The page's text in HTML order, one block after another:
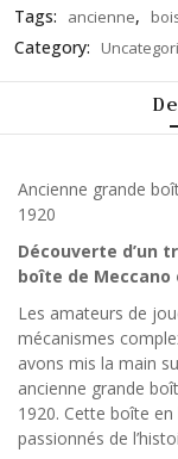
Tags: ancienne,
Category:
Ancienne grande
1920
Découverte d’un
boîte de Meccano
Les amateurs de
mécanismes
avons mis la main
ancienne grande
1920. Cette boîte
passionnés de